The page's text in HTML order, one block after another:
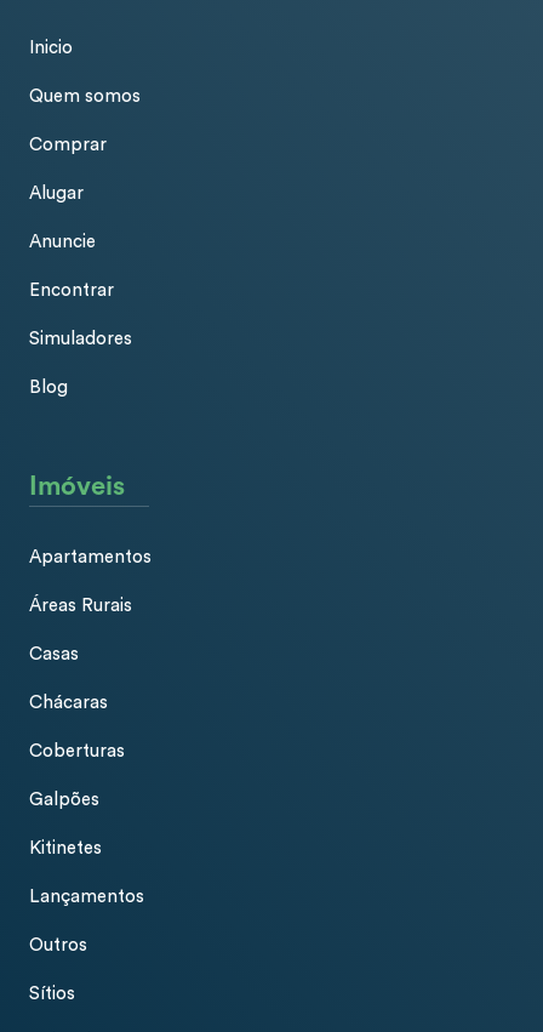
Inicio
Quem somos
Comprar
Alugar
Anuncie
Encontrar
Simuladores
Blog
Imóveis
Apartamentos
Áreas Rurais
Casas
Chácaras
Coberturas
Galpões
Kitinetes
Lançamentos
Outros
Sítios